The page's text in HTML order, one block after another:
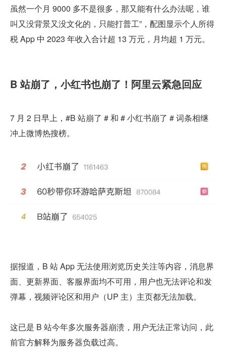
虽然一个月 9000 多不是很多，那又能有什么办法呢，谁
叫又没背景又没文化的，只能打普工”，配图显示个人所得
税 App 中 2023 年收入合计超 13 万元，月均超 1 万元。
B 站崩了，小红书也崩了！阿里云紧急回应
7 月 2 日早上，#B 站崩了 # 和 # 小红书崩了 # 词条相继
冲上微博热搜榜。
据报道，B 站 App 无法使用浏览历史关注等内容，消息界
面、更新界面、客服界面均不可用，用户也无法评论和发
弹幕，视频评论区和用户（UP 主）主页都无法加载。
这已是 B 站今年多次服务器崩溃，用户无法正常访问，此
前官方解释为服务器负载过高。